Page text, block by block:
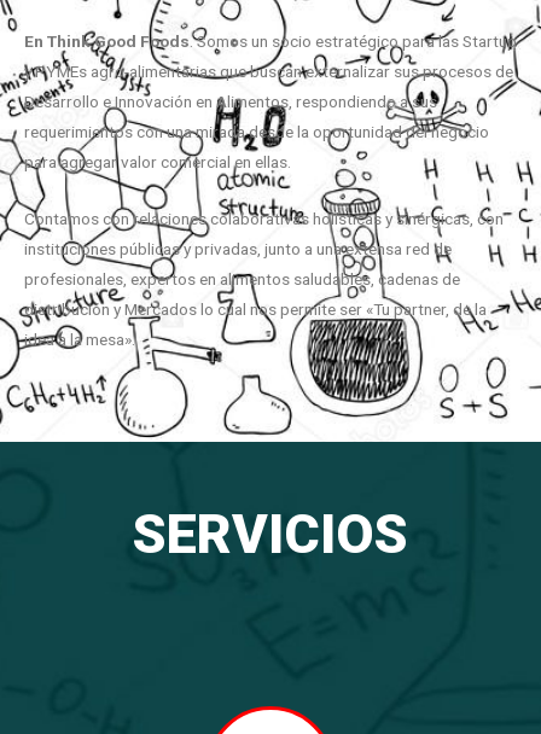
En ThinkGood Foods. Somos un socio estratégico para las Startup
y PYMEs agro-alimentarias que buscan externalizar sus procesos de
Desarrollo e Innovación en Alimentos, respondiendo a sus
requerimientos con una mirada desde la oportunidad del negocio
para agregar valor comercial en ellas.
Contamos con relaciones colaborativas holísticas y sinérgicas, con
instituciones públicas y privadas, junto a una extensa red de
profesionales, expertos en alimentos saludables, cadenas de
distribución y Mercados lo cual nos permite ser «Tu partner, de la
idea a la mesa».
SERVICIOS